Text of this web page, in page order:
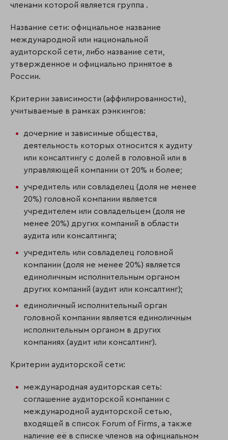
членами которой является группа .
Название сети: официальное название
международной или национальной
аудиторской сети, либо название сети,
утвержденное и официально принятое в
России.
Критерии зависимости (аффилированности),
учитываемые в рамках рэнкингов:
дочерние и зависимые общества,
деятельность которых относится к аудиту
или консалтингу с долей в головной или в
управляющей компании от 20% и более;
учредитель или совладелец (доля не менее
20%) головной компании является
учредителем или совладельцем (доля не
менее 20%) других компаний в области
аудита или консалтинга;
учредитель или совладелец головной
компании (доля не менее 20%) является
единоличным исполнительным органом
других компаний (аудит или консалтинг);
единоличный исполнительный орган
головной компании является единоличным
исполнительным органом в других
компаниях (аудит или консалтинг).
Критерии аудиторской сети:
международная аудиторская сеть:
соглашение аудиторской компании с
международной аудиторской сетью,
входящей в список Forum of Firms, а также
наличие её в списке членов на официальном